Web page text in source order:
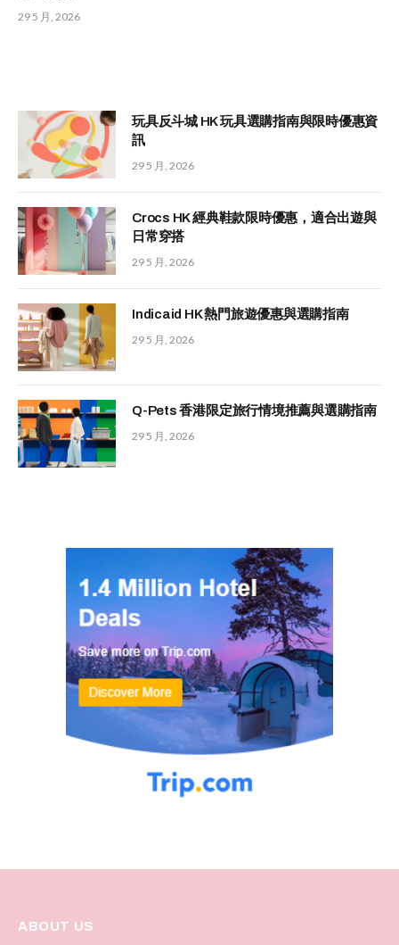
29 5 月, 2026
玩具反斗城 HK 玩具選購指南與限時優惠資
訊
29 5 月, 2026
Crocs HK 經典鞋款限時優惠，適合出遊與
日常穿搭
29 5 月, 2026
Indicaid HK 熱門旅遊優惠與選購指南
29 5 月, 2026
Q-Pets 香港限定旅行情境推薦與選購指南
29 5 月, 2026
ABOUT US